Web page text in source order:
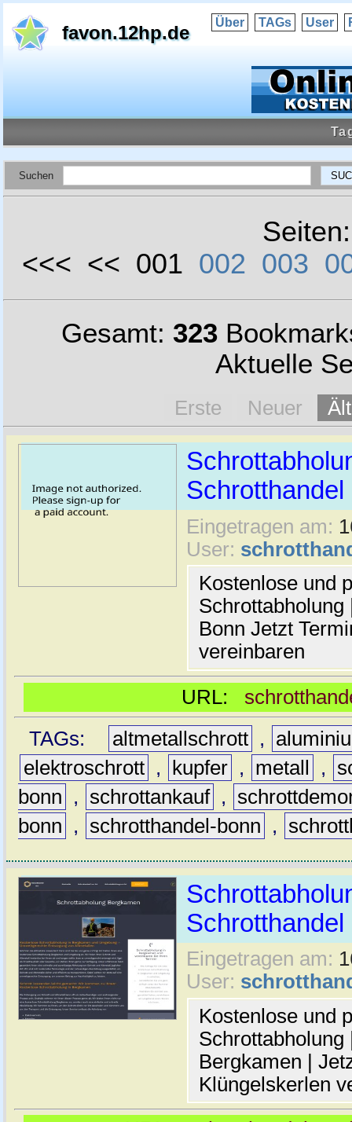
favon.12hp.de Über TAGs User
Suchen
<<< << 001 002 003
Gesamt: 323
Aktuelle
Erste Neuer
Schrotthandel
Eingetragen am:
User:
Kostenlose und
Bonn Jetzt
vereinbaren
URL:
TAGs:
altmetallschrott ,
elektroschrott , kupfer , metall ,
bonn
, schrottankauf ,
bonn
, schrotthandel-bonn ,
Schrotthandel
Eingetragen am:
User:
Kostenlose und
Bergkamen |
Klüngelskerlen